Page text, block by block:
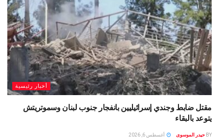
أخبار رئيسية
مقتل ضابط وجندي إسرائيليين بانفجار جنوب لبنان وسموتريتش
يتوعد بالبقاء
BY حيدر الموسوى أغسطس 6, 2026